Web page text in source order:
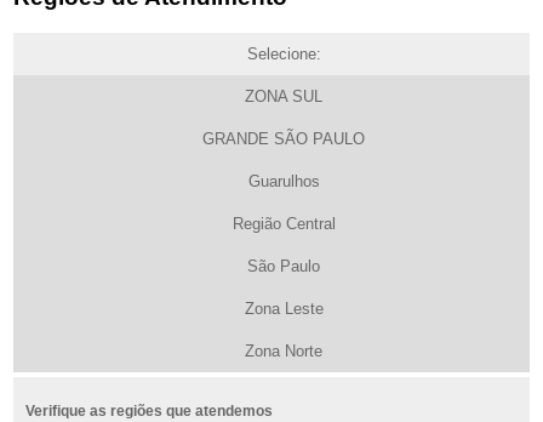
Selecione:
ZONA SUL
GRANDE SÃO PAULO
Guarulhos
Região Central
São Paulo
Zona Leste
Zona Norte
Verifique as regiões que atendemos